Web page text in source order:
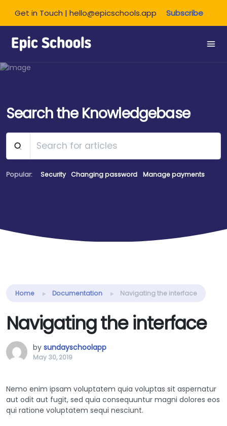
Get in Touch | hello@epicschools.app Subscribe
Share this:
Search the Knowledgebase
Popular: Security Changing password Manage payments
Home Documentation Navigating the interface
Navigating the interface
by sundayschoolapp
May 30, 2019
Nemo enim ipsam voluptatem quia voluptas sit aspernatur
aut odit aut fugit, sed quia consequuntur magni dolores eos
qui ratione voluptatem sequi nesciunt.